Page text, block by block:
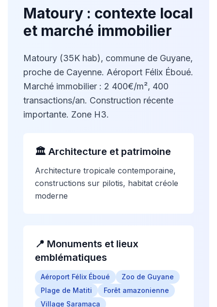
Matoury : contexte local
et marché immobilier
Matoury (35K hab), commune de Guyane,
proche de Cayenne. Aéroport Félix Éboué.
Marché immobilier : 2 400€/m², 400
transactions/an. Construction récente
importante. Zone H3.
🏛️ Architecture et patrimoine
Architecture tropicale contemporaine,
constructions sur pilotis, habitat créole
moderne
📍 Monuments et lieux
emblématiques
Aéroport Félix Éboué
Zoo de Guyane
Plage de Matiti
Forêt amazonienne
Village Saramaca